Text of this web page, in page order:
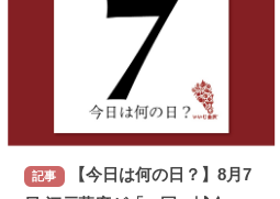
記事
【今日は何の日？】8月7